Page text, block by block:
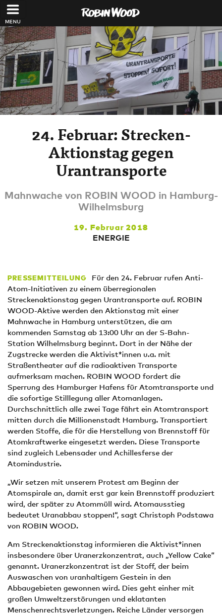
Direkt zum Inhalt
24. Februar: Strecken-
Aktionstag gegen
Urantransporte
Mahnwache von ROBIN WOOD in Hamburg-
Wilhelmsburg
19. Februar 2018
ENERGIE
PRESSEMITTEILUNG
Für den 24. Februar rufen Anti-
Atom-Initiativen zu einem überregionalen
Streckenaktionstag gegen Urantransporte auf. ROBIN
WOOD-Aktive werden den Aktionstag mit einer
Mahnwache in Hamburg unterstützen, die am
kommenden Samstag ab 13:00 Uhr an der S-Bahn-
Station Wilhelmsburg beginnt. Dort in der Nähe der
Zugstrecke werden die Aktivist*innen u.a. mit
Straßentheater auf die radioaktiven Transporte
aufmerksam machen. ROBIN WOOD fordert die
Sperrung des Hamburger Hafens für Atomtransporte und
die sofortige Stilllegung aller Atomanlagen.
Durchschnittlich alle zwei Tage fährt ein Atomtransport
mitten durch die Millionenstadt Hamburg. Transportiert
werden Stoffe, die für die Herstellung von Brennstoff für
Atomkraftwerke eingesetzt werden. Diese Transporte
sind zugleich Lebensader und Achillesferse der
Atomindustrie.
„Wir setzen mit unserem Protest am Beginn der
Atomspirale an, damit erst gar kein Brennstoff produziert
wird, der später zu Atommüll wird. Atomausstieg
bedeutet Uranabbau stoppen!“, sagt Christoph Podstawa
von ROBIN WOOD.
Am Streckenaktionstag informieren die Aktivist*innen
insbesondere über Uranerzkonzentrat, auch „Yellow Cake“
genannt. Uranerzkonzentrat ist der Stoff, der beim
Auswaschen von uranhaltigem Gestein in den
Abbaugebieten gewonnen wird. Dies geht einher mit
großen Umweltzerstörungen und eklatanten
Menschenrechtsverletzungen. Reiche Länder versorgen